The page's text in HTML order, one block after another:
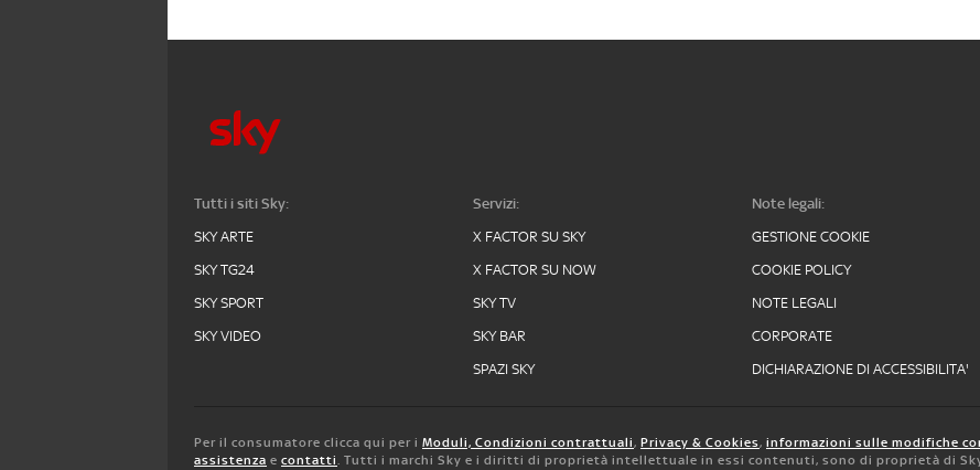
Tutti i siti Sky:
SKY ARTE
SKY TG24
SKY SPORT
SKY VIDEO
Servizi:
X FACTOR SU SKY
X FACTOR SU NOW
SKY TV
SKY BAR
SPAZI SKY
Note legali:
GESTIONE COOKIE
COOKIE POLICY
NOTE LEGALI
CORPORATE
DICHIARAZIONE DI ACCESSIBILITA'
Per il consumatore clicca qui per i Moduli, Condizioni contrattuali, Privacy & Cookies, informazioni sulle modifiche
assistenza e contatti. Tutti i marchi Sky e i diritti di proprietà intellettuale in essi contenuti, sono di proprietà di